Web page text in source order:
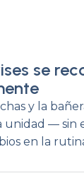
se
y la
unidad — sin
en la